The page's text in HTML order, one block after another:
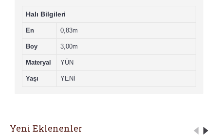
Halı Bilgileri
En 0,83m
Boy 3,00m
Materyal YÜN
Yaşı YENİ
Yeni Eklenenler